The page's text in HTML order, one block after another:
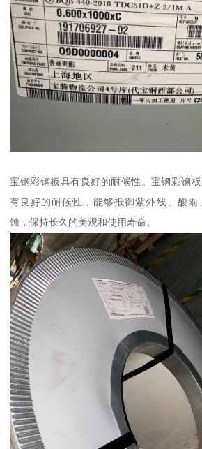
宝钢彩钢板具有良好的耐候性。宝钢彩钢
有良好的耐候性，能够抵御紫外线、酸雨
蚀，保持长久的美观和使用寿命。